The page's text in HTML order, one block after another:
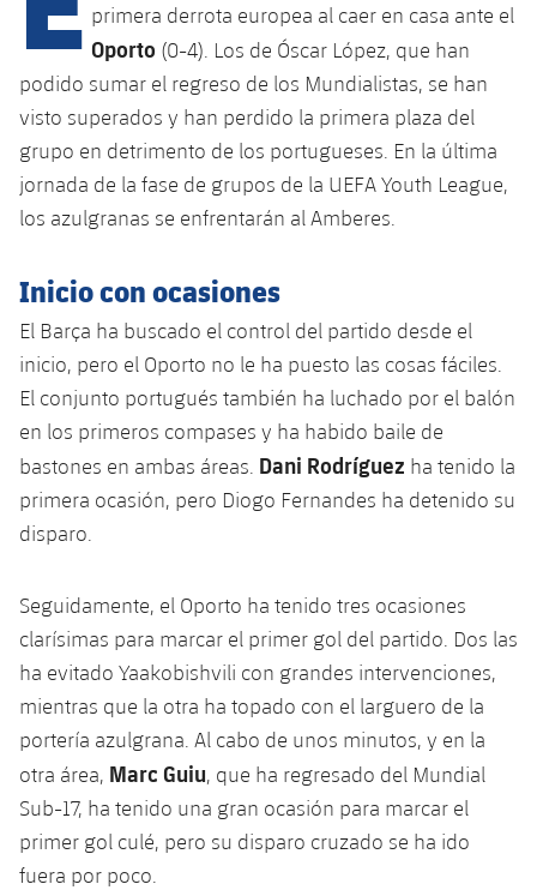
plusicon
más
Instalaciones
Spotify Camp Nou
Estadi Johan Cruyff
Barça Cafe
Ciutat Esportiva
La Masia
plusicon
más
Servicios Médicos
Accesibilidad
plusicon
más
Instalaciones
SUB13
SUB12
SUB11 A
SUB11 B
SUB10 A
SUB10 B
SUB9 A
SUB9 B
SUB13 B
SUB12 C
SUB11 C
Entradas
Gameday Shows
Resultados
Jugadores
Fotos
Historia
Base
Barça Atlètic
Junior
Cadete A
Infantil A
Infantil B
Mini
Campus Verano
PLUSICON
MÁS
Primer Equipo
plusicon
más
Actualidad
Entradas
Resultados
Clasificaciones
Jugadores
Historia
Palmarés
plusicon
más
Calendario
Resultados
Clasificaciones
Jugadores
Actualidad
Juvenil
Cadete B
Infantil B
PLUSICON
MÁS
Primer equipo
plusicon
más
Actualidad
Resultados
Clasificaciones
Jugadors
Fotos
Palmarés
Barça Atlètic
plusicon
más
Resultados
Jugadores
Clasificaciones
Base
plusicon
más
Actualidad
Juvenil
Cadete
Infantil
Alevín
Campus Verano
PLUSICON
MÁS
Primer equipo
plusicon
más
Actualidad
Calendario
Barça Atlètic
plusicon
más
Actualidad
Base
plusicon
más
primera derrota europea al caer en casa ante el
Oporto (0-4). Los de Óscar López, que han
podido sumar el regreso de los Mundialistas, se han
visto superados y han perdido la primera plaza del
grupo en detrimento de los portugueses. En la última
jornada de la fase de grupos de la UEFA Youth League,
los azulgranas se enfrentarán al Amberes.
Inicio con ocasiones
El Barça ha buscado el control del partido desde el
inicio, pero el Oporto no le ha puesto las cosas fáciles.
El conjunto portugués también ha luchado por el balón
en los primeros compases y ha habido baile de
bastones en ambas áreas. Dani Rodríguez ha tenido la
primera ocasión, pero Diogo Fernandes ha detenido su
disparo.
Seguidamente, el Oporto ha tenido tres ocasiones
clarísimas para marcar el primer gol del partido. Dos las
ha evitado Yaakobishvili con grandes intervenciones,
mientras que la otra ha topado con el larguero de la
portería azulgrana. Al cabo de unos minutos, y en la
otra área, Marc Guiu, que ha regresado del Mundial
Sub-17, ha tenido una gran ocasión para marcar el
primer gol culé, pero su disparo cruzado se ha ido
fuera por poco.